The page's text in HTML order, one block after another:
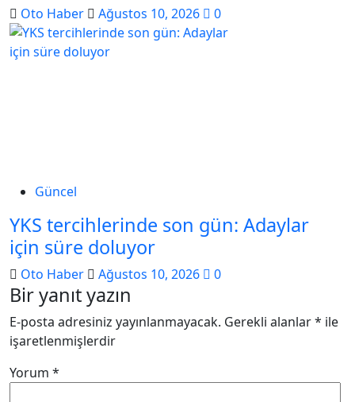
Oto Haber Ağustos 10, 2026 0
Güncel
YKS tercihlerinde son gün: Adaylar
için süre doluyor
Oto Haber Ağustos 10, 2026 0
Bir yanıt yazın
E-posta adresiniz yayınlanmayacak. Gerekli alanlar* ile
işaretlenmişlerdir
Yorum *